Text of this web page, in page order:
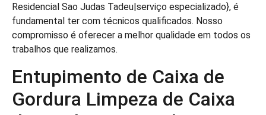
Residencial Sao Judas Tadeu|serviço especializado}, é
fundamental ter com técnicos qualificados. Nosso
compromisso é oferecer a melhor qualidade em todos os
trabalhos que realizamos.
Entupimento de Caixa de
Gordura Limpeza de Caixa